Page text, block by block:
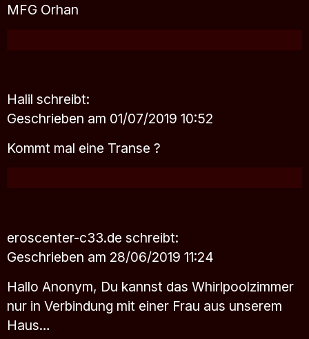
MFG Orhan
Halil schreibt:
Geschrieben am 01/07/2019 10:52
Kommt mal eine Transe ?
eroscenter-c33.de schreibt:
Geschrieben am 28/06/2019 11:24
Hallo Anonym, Du kannst das Whirlpoolzimmer
nur in Verbindung mit einer Frau aus unserem
Haus…